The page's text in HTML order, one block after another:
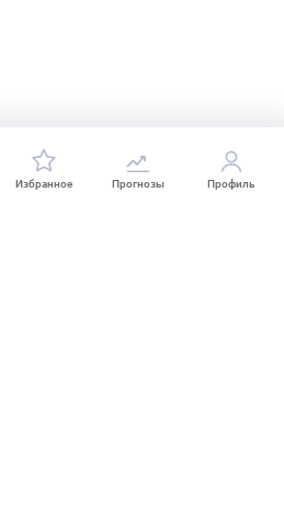
Избранное Прогнозы Профиль